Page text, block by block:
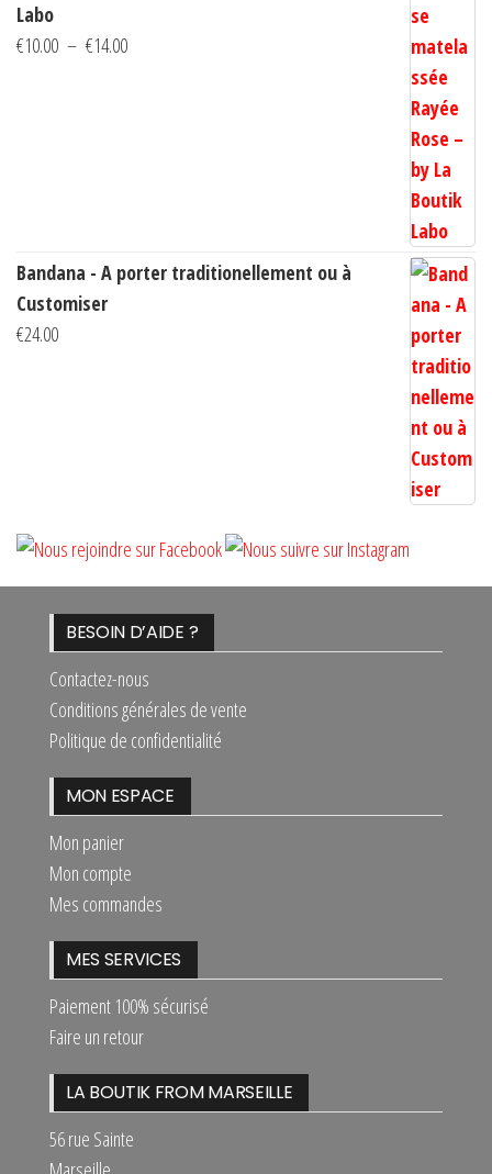
Labo
€10.00 – €14.00Plage
Bandana - A porter traditionellement ou à
Customiser
€24.00
BESOIN D’AIDE ?
Contactez-nous
Conditions générales de vente
Politique de confidentialité
MON ESPACE
Mon panier
Mon compte
Mes commandes
MES SERVICES
Paiement 100% sécurisé
Faire un retour
LA BOUTIK FROM MARSEILLE
56 rue Sainte